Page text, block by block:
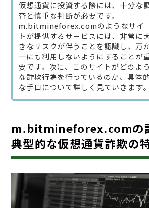
仮想通貨に投資する際には、十分な
査と慎重な判断が必要です。
m.bitmineforex.comのようなサイ
トが提供するサービスには、非常に
きなリスクが伴うことを認識し、万
一にも利用しないようにすることが
要です。次に、このサイトがどのよう
な詐欺行為を行っているのか、具体
な手口について詳しく見ていきます。
m.bitmineforex.comの
典型的な仮想通貨詐欺の